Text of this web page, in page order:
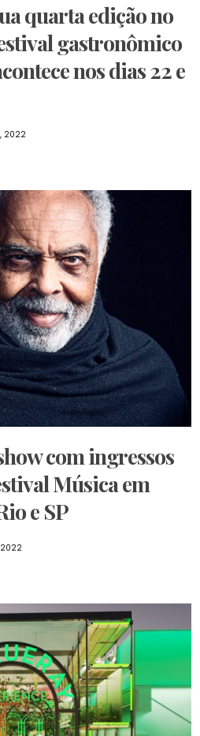
quarta edição no
gastronômico
nos dias 22 e
2022
com ingressos
Música em
e SP
2022